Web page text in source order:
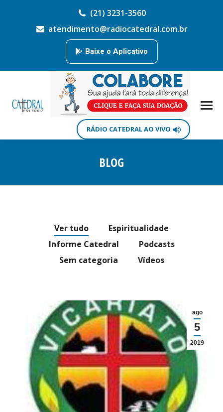
(21) 3231-3560
atendimento@radiocatedral.com.br
Baixe o Aplicativo
RÁDIO CATEDRAL AO VIVO
BLOG
Ver tudo
Espiritualidade
Informe Catedral
Podcasts
Sem categoria
Vídeos
ago
5
2019